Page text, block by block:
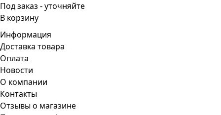
Под заказ - уточняйте
В корзину
Информация
Доставка товара
Оплата
Новости
О компании
Контакты
Отзывы о магазине